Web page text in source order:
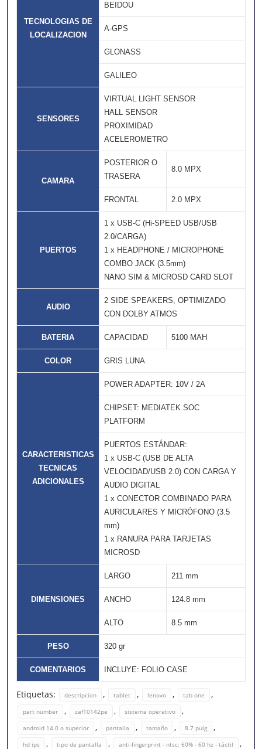
TECNOLOGIAS DE
LOCALIZACION
BEIDOU
A-GPS
GLONASS
GALILEO
SENSORES
VIRTUAL LIGHT SENSOR
HALL SENSOR
PROXIMIDAD
ACELEROMETRO
CAMARA
POSTERIOR O
TRASERA
8.0 MPX
FRONTAL 2.0 MPX
PUERTOS
1 x USB-C (Hi-SPEED USB/USB
2.0/CARGA)
1 x HEADPHONE / MICROPHONE
COMBO JACK (3.5mm)
NANO SIM & MICROSD CARD SLOT
AUDIO
2 SIDE SPEAKERS, OPTIMIZADO
CON DOLBY ATMOS
BATERIA CAPACIDAD 5100 MAH
COLOR GRIS LUNA
CARACTERISTICAS
TECNICAS
ADICIONALES
POWER ADAPTER: 10V / 2A
CHIPSET: MEDIATEK SOC
PLATFORM
PUERTOS ESTÁNDAR:
1 x USB-C (USB DE ALTA
VELOCIDAD/USB 2.0) CON CARGA Y
AUDIO DIGITAL
1 x CONECTOR COMBINADO PARA
AURICULARES Y MICRÓFONO (3.5
mm)
1 x RANURA PARA TARJETAS
MICROSD
DIMENSIONES
LARGO 211 mm
ANCHO 124.8 mm
ALTO 8.5 mm
PESO 320 gr
COMENTARIOS INCLUYE: FOLIO CASE
Etiquetas: descripcion , tablet , lenovo , tab one ,
part number , zaf10142pe , sistema operativo ,
android 14.0 o superior , pantalla , tamaño , 8.7 pulg ,
hd ips , tipo de pantalla , anti-fingerprint - ntsc: 60% - 60 hz - táctil ,